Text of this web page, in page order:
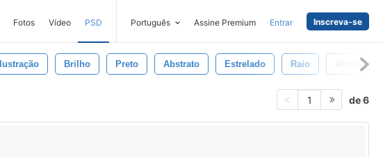
Fotos Vídeo PSD Português Assine Premium Entrar Inscreva-se
Ilustração Brilho Preto Abstrato Estrelado Raio
1 de 6